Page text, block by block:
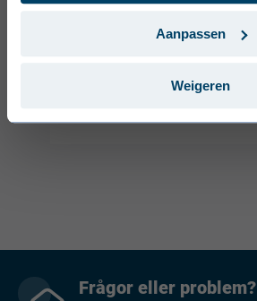
Aanpassen
Weigeren
Português (Portugal)
Frågor eller problem?